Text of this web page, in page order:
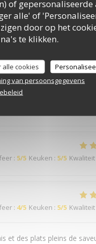
of
alle' of
door op het
te klikken.
alle cookies
van persoonsgegevens
: 4/5 Keuken: 5/5
: 5/5 Keuken : 5/5
: 4/5 Keuken : 5/5
et des plats pleins de